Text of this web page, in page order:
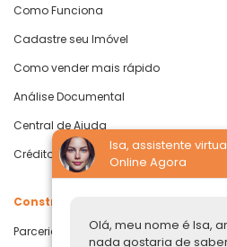
Isa, assistente
Online Agora
Olá, meu nome é Isa,
nada gostaria de
Como Funciona
Cadastre seu Imóvel
Como vender mais rápido
Análise Documental
Central de Ajuda
Crédito com Garantia de Imóvel
Construtoras
Parcerias Imobiliárias